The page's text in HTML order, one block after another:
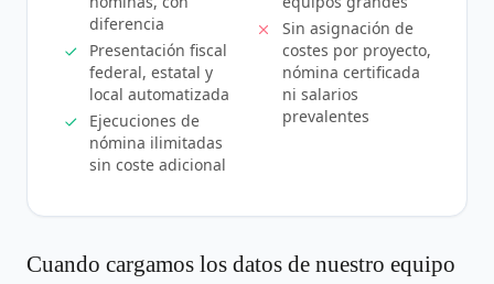
diferencia
Presentación fiscal
federal, estatal y
local automatizada
Ejecuciones de
nómina ilimitadas
sin coste adicional
Sin asignación de
costes por proyecto,
nómina certificada
ni salarios
prevalentes
Cuando cargamos los datos de nuestro equipo